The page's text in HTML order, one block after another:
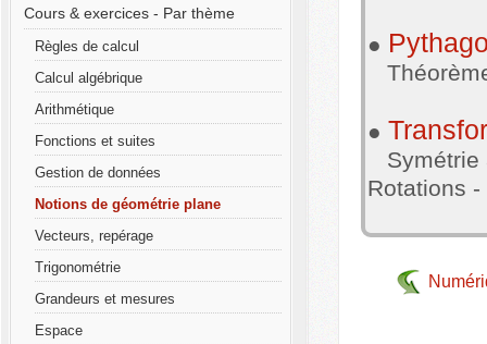
Cours & exercices - Par thème
Règles de calcul
Calcul algébrique
Arithmétique
Fonctions et suites
Gestion de données
Notions de géométrie plane
Vecteurs, repérage
Trigonométrie
Grandeurs et mesures
Espace
●
●
Symétrie
Rotations